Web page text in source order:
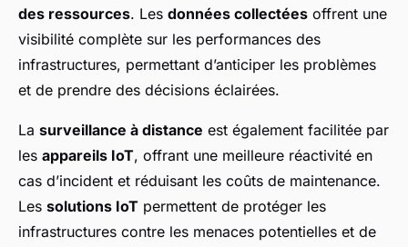
des ressources. Les données collectées offrent une
visibilité complète sur les performances des
infrastructures, permettant d’anticiper les problèmes
et de prendre des décisions éclairées.
La surveillance à distance est également facilitée par
les appareils IoT, offrant une meilleure réactivité en
cas d’incident et réduisant les coûts de maintenance.
Les solutions IoT permettent de protéger les
infrastructures contre les menaces potentielles et de